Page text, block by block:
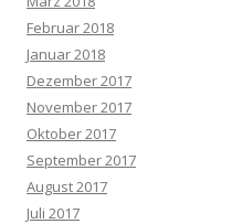
Februar 2018
Januar 2018
Dezember 2017
November 2017
Oktober 2017
September 2017
August 2017
Juli 2017